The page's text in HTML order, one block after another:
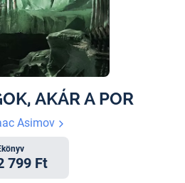
AKÁR A POR
Asimov
799 Ft